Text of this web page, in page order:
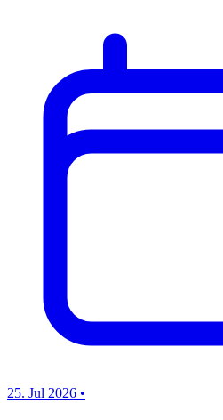
25. Jul 2026 •